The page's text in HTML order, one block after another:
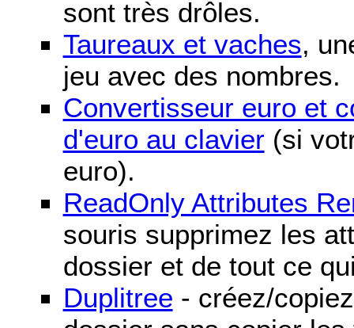
sont très drôles.
Taureaux et vaches,
jeu avec des nombres.
Convertisseur euro et
d'euro au clavier (si
euro).
ReadOnly Attributes
souris supprimez les
dossier et de tout ce
Duplitree - créez/